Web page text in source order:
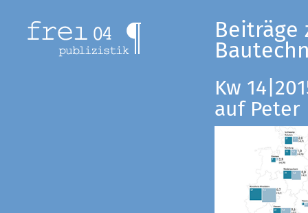
Beiträge
Kw
auf Peter